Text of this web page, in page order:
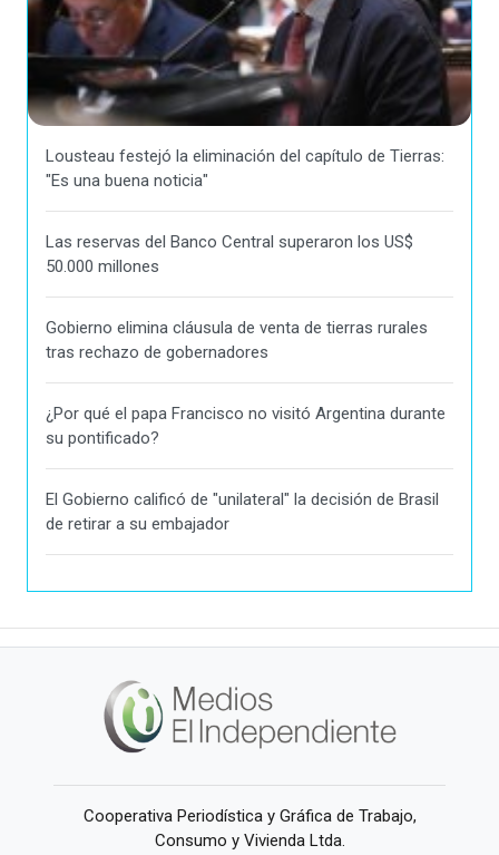
Lousteau festejó la eliminación del capítulo de Tierras:
"Es una buena noticia"
Las reservas del Banco Central superaron los US$
50.000 millones
Gobierno elimina cláusula de venta de tierras rurales
tras rechazo de gobernadores
¿Por qué el papa Francisco no visitó Argentina durante
su pontificado?
El Gobierno calificó de "unilateral" la decisión de Brasil
de retirar a su embajador
Cooperativa Periodística y Gráfica de Trabajo,
Consumo y Vivienda Ltda.